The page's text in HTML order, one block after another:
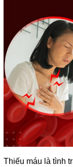
Thiếu máu là tình